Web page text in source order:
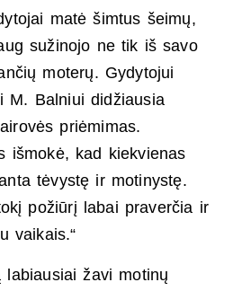
matė šimtus šeimų,
sužinojo ne tik iš savo
moterų. Gydytojui
M. Balniui didžiausia
priėmimas.
išmokė, kad kiekvienas
tėvystę ir motinystę.
požiūrį labai praverčia ir
vaikais.“
labiausiai žavi motinų